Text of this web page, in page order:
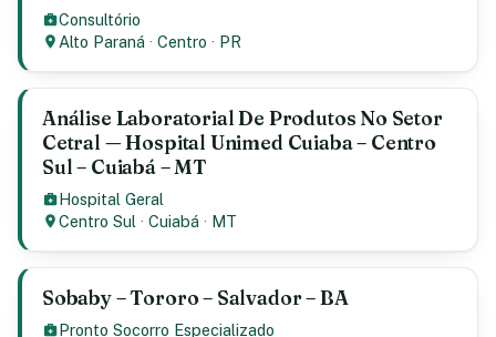
Consultório
Alto Paraná ·Centro · PR
Análise Laboratorial De Produtos No Setor
Cetral — Hospital Unimed Cuiaba – Centro
Sul – Cuiabá – MT
Hospital Geral
Centro Sul ·Cuiabá · MT
Sobaby – Tororo – Salvador – BA
Pronto Socorro Especializado